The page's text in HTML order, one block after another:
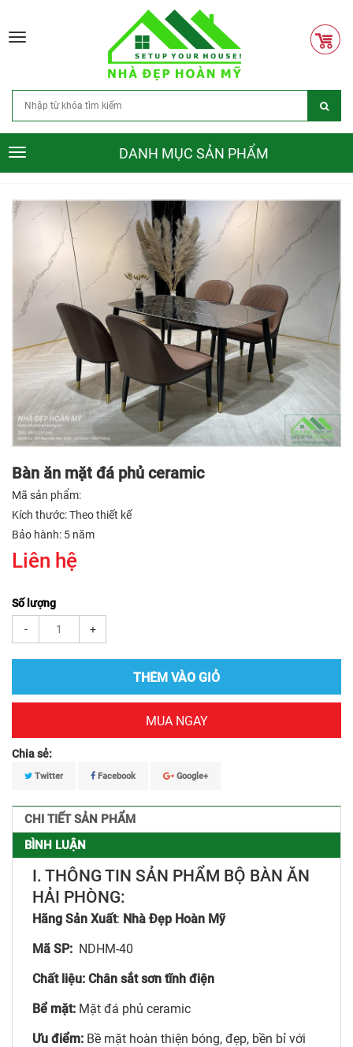
Toggle
Toggle
DANH MỤC SẢN PHẨM
Bàn ăn mặt đá phủ ceramic
Mã sản phẩm:
Kích thước: Theo thiết kế
Bảo hành: 5 năm
Liên hệ
Số lượng
- +
THÊM VÀO GIỎ
MUA NGAY
Chia sẻ:
Twitter Facebook Google+
CHI TIẾT SẢN PHẨM
BÌNH LUẬN
I. THÔNG TIN SẢN PHẨM BỘ BÀN ĂN
HẢI PHÒNG:
Hãng Sản Xuất: Nhà Đẹp Hoàn Mỹ
Mã SP: NDHM-40
Chất liệu: Chân sắt sơn tĩnh điện
Bể mặt: Mặt đá phủ ceramic
Ưu điểm: Bề mặt hoàn thiện bóng, đẹp, bền bỉ với